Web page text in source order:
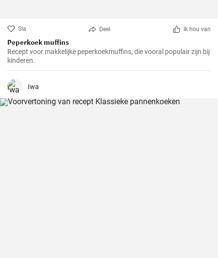
Sla Deel Ik hou van
Peperkoek muffins
Recept voor makkelijke peperkoekmuffins, die vooral populair zijn bij
kinderen.
Iwa